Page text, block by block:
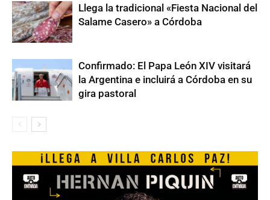
Llega la tradicional «Fiesta Nacional del
Salame Casero» a Córdoba
Confirmado: El Papa León XIV visitará
la Argentina e incluirá a Córdoba en su
gira pastoral